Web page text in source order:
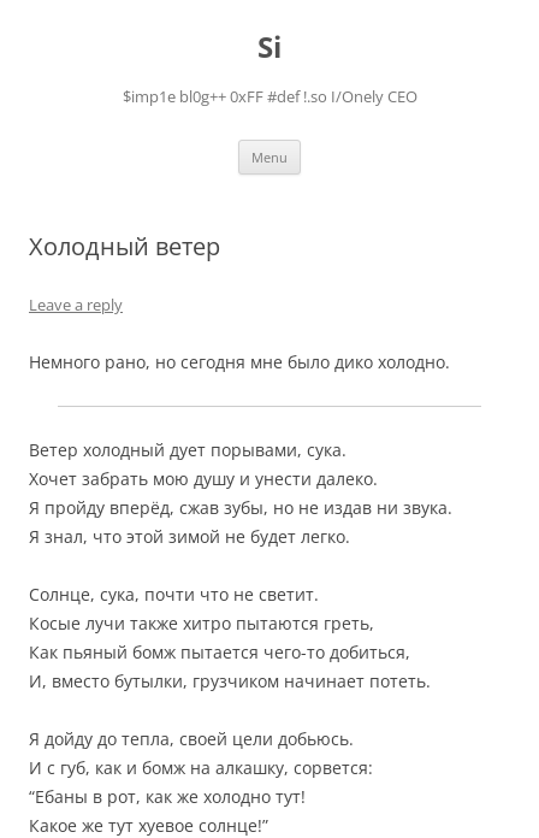
Si
$imp1e bl0g++ 0xFF #def !.so I/Onely CEO
Menu
Холодный ветер
Leave a reply
Немного рано, но сегодня мне было дико холодно.
Ветер холодный дует порывами, сука.
Хочет забрать мою душу и унести далеко.
Я пройду вперёд, сжав зубы, но не издав ни звука.
Я знал, что этой зимой не будет легко.
Солнце, сука, почти что не светит.
Косые лучи также хитро пытаются греть,
Как пьяный бомж пытается чего-то добиться,
И, вместо бутылки, грузчиком начинает потеть.
Я дойду до тепла, своей цели добьюсь.
И с губ, как и бомж на алкашку, сорвется:
“Ебаны в рот, как же холодно тут!
Какое же тут хуевое солнце!”